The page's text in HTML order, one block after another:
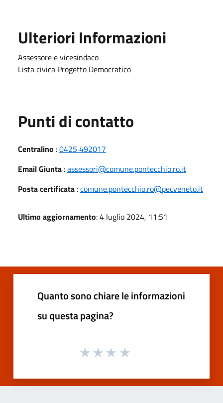
Ulteriori Informazioni
Assessore e vicesindaco
Lista civica Progetto Democratico
Punti di contatto
Centralino :0425 492017
Email Giunta :assessori@comune.pontecchio.ro.it
Posta certificata :comune.pontecchio.ro@pecveneto.it
Ultimo aggiornamento: 4 luglio 2024, 11:51
Quanto sono chiare le informazioni
su questa pagina?